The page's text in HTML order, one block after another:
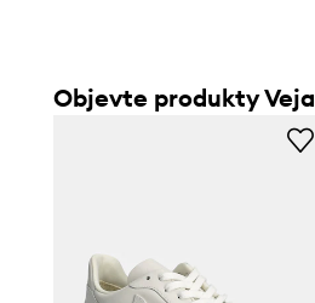
Objevte produkty Veja